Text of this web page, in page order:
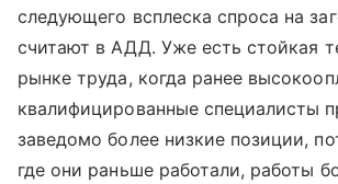
следующего всплеска спроса на
считают в АДД. Уже есть стойкая
рынке труда, когда ранее
квалифицированные специалисты
заведомо более низкие позиции,
где они раньше работали, работы